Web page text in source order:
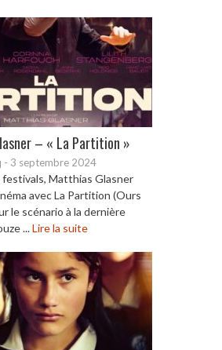
– « La Partition »
- 3 septembre 2024
Matthias Glasner
avec La Partition (Ours
le scénario à la dernière
...Lire la suite